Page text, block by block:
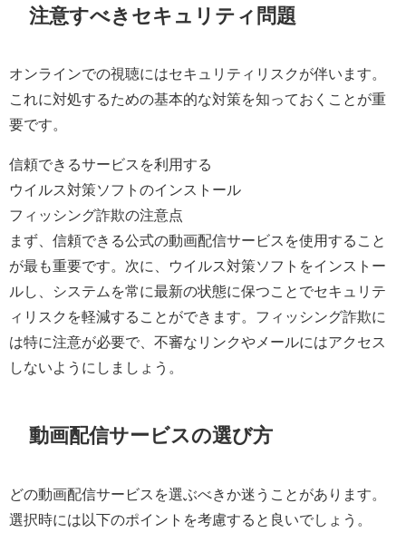
注意すべきセキュリティ問題
オンラインでの視聴にはセキュリティリスクが伴います。
これに対処するための基本的な対策を知っておくことが重
要です。
信頼できるサービスを利用する
ウイルス対策ソフトのインストール
フィッシング詐欺の注意点
まず、信頼できる公式の動画配信サービスを使用すること
が最も重要です。次に、ウイルス対策ソフトをインストー
ルし、システムを常に最新の状態に保つことでセキュリテ
ィリスクを軽減することができます。フィッシング詐欺に
は特に注意が必要で、不審なリンクやメールにはアクセス
しないようにしましょう。
動画配信サービスの選び方
どの動画配信サービスを選ぶべきか迷うことがあります。
選択時には以下のポイントを考慮すると良いでしょう。